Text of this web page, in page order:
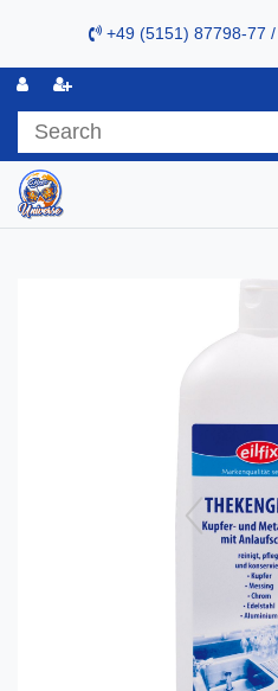
+49 (5151) 87798-77